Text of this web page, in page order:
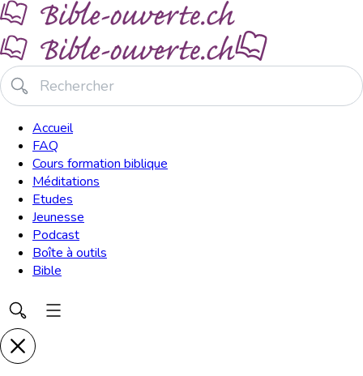
Accueil
FAQ
Cours formation biblique
Méditations
Etudes
Jeunesse
Podcast
Boîte à outils
Bible